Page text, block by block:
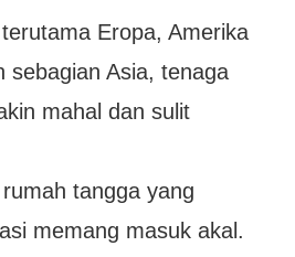
Eropa, Amerika
sebagian Asia, tenaga
mahal dan sulit
tangga yang
memang masuk akal.